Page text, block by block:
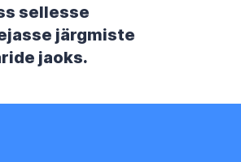
sellesse
järgmiste
jaoks.